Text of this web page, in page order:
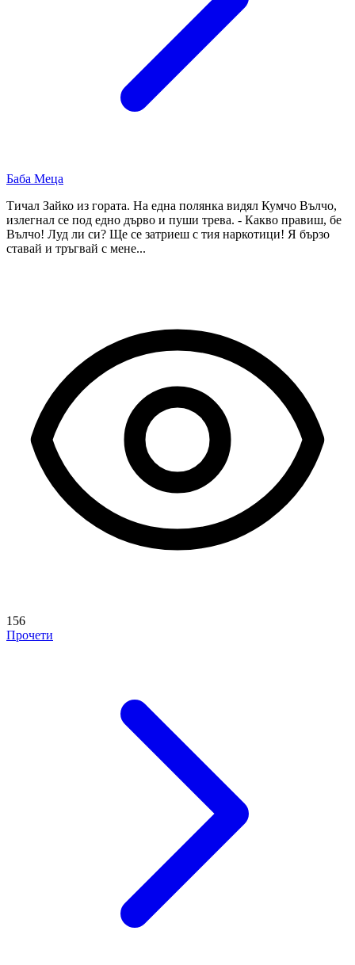
Баба Меца
Тичал Зайко из гората. На една полянка видял Кумчо Вълчо,
излегнал се под едно дърво и пуши трева. - Какво правиш, бе
Вълчо! Луд ли си? Ще се затриеш с тия наркотици! Я бързо
ставай и тръгвай с мене...
156
Прочети